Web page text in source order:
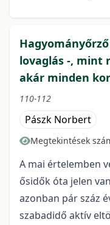
lovaglás -, mint
akár minden
110-112
Pászk Norbert
Megtekintések
A mai értelemben
ősidők óta jelen
azonban pár száz
szabadidő aktív